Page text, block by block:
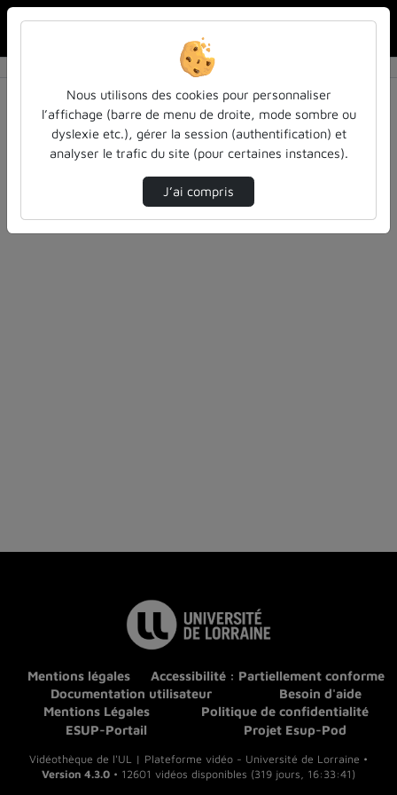
Résultats de la recherche
Filtres actifs (cliquer pour en retirer) :
Français
colloques-et-conferences education ia
Mentions légales
Accessibilité : Partiellement conforme
Documentation utilisateur
Besoin d'aide
Mentions Légales
Politique de confidentialité
ESUP-Portail
Projet Esup-Pod
Vidéothèque de l'UL | Plateforme vidéo - Université de Lorraine •
Version 4.3.0 • 12601 vidéos disponibles (319 jours, 16:33:41)
Nous utilisons des cookies pour personnaliser
l’affichage (barre de menu de droite, mode sombre ou
dyslexie etc.), gérer la session (authentification) et
analyser le trafic du site (pour certaines instances).
J’ai compris